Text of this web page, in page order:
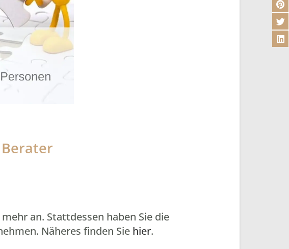
an. Stattdessen haben Sie die
Näheres finden Sie hier.